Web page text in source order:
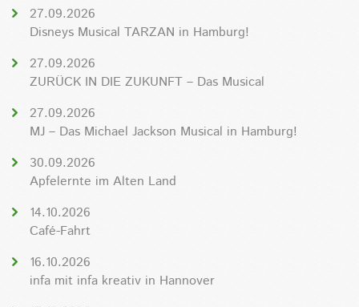
27.09.2026
Disneys Musical TARZAN in Hamburg!
27.09.2026
ZURÜCK IN DIE ZUKUNFT – Das Musical
27.09.2026
MJ – Das Michael Jackson Musical in Hamburg!
30.09.2026
Apfelernte im Alten Land
14.10.2026
Café-Fahrt
16.10.2026
infa mit infa kreativ in Hannover